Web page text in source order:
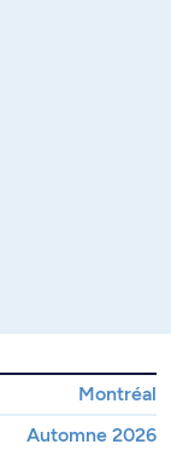
Montréal
Automne 2026